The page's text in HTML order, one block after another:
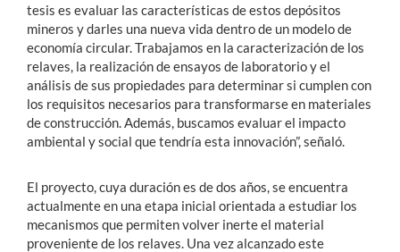
tesis es evaluar las características de estos depósitos
mineros y darles una nueva vida dentro de un modelo de
economía circular. Trabajamos en la caracterización de los
relaves, la realización de ensayos de laboratorio y el
análisis de sus propiedades para determinar si cumplen con
los requisitos necesarios para transformarse en materiales
de construcción. Además, buscamos evaluar el impacto
ambiental y social que tendría esta innovación”, señaló.
El proyecto, cuya duración es de dos años, se encuentra
actualmente en una etapa inicial orientada a estudiar los
mecanismos que permiten volver inerte el material
proveniente de los relaves. Una vez alcanzado este